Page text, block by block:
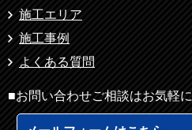
施工エリア
施工事例
よくある質問
■お問い合わせご相談はお気軽に